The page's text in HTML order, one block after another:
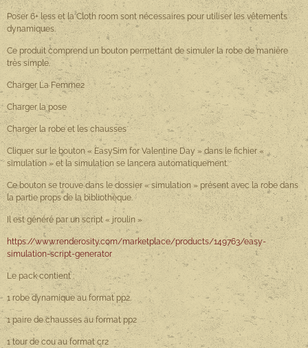
Poser 6+ less et la Cloth room sont nécessaires pour utiliser les vêtements
dynamiques.
Ce produit comprend un bouton permettant de simuler la robe de manière
très simple.
Charger La Femme2
Charger la pose
Charger la robe et les chausses
Cliquer sur le bouton « EasySim for Valentine Day » dans le fichier «
simulation » et la simulation se lancera automatiquement.
Ce bouton se trouve dans le dossier « simulation » présent avec la robe dans
la partie props de la bibliothèque.
Il est généré par un script « jroulin »
https://www.renderosity.com/marketplace/products/149763/easy-
simulation-script-generator
Le pack contient :
1 robe dynamique au format pp2.
1 paire de chausses au format pp2
1 tour de cou au format cr2